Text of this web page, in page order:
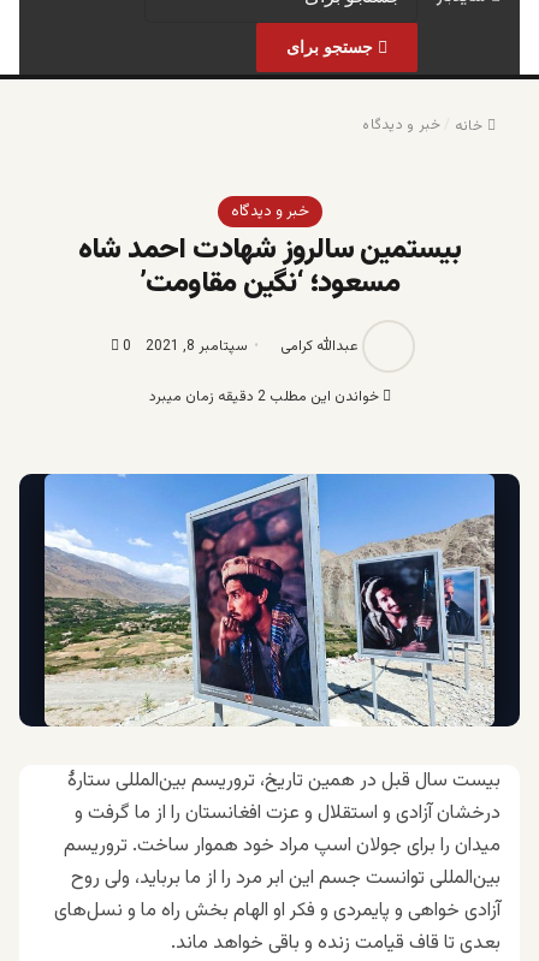
جستجو برای
خانه خبر و دیدگاه
خبر و دیدگاه
بیستمین سالروز شهادت احمد شاه
مسعود؛ ‘نگین مقاومت’
عبدالله کرامی سپتامبر 8, 2021 0
خواندن این مطلب 2 دقیقه زمان میبرد
بیست سال قبل در همین تاریخ، تروریسم بین‌المللی ستارۀ
درخشان آزادی و استقلال و عزت افغانستان را از ما گرفت و
میدان را برای جولان اسپ مراد خود هموار ساخت. تروریسم
بین‌المللی توانست جسم این ابر مرد را از ما برباید، ولی روح
آزادی خواهی و پایمردی و فکر او الهام بخش راه ما و نسل‌های
بعدی تا قاف قیامت زنده و باقی خواهد ماند.